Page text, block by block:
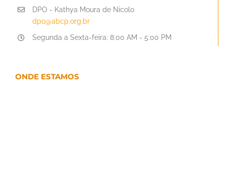
DPO - Kathya Moura de Nicolo
dpo@abcp.org.br
Segunda a Sexta-feira: 8:00 AM - 5:00 PM
ONDE ESTAMOS